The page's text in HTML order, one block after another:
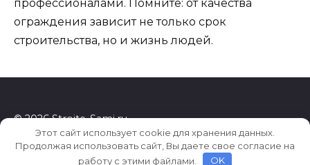
профессионалами. Помните: от качества
ограждения зависит не только срок
строительства, но и жизнь людей.
© 2026 Stroite-Sami.ru
Этот сайт использует cookie для хранения данных.
Продолжая использовать сайт, Вы даете свое согласие на
работу с этими файлами.
OK